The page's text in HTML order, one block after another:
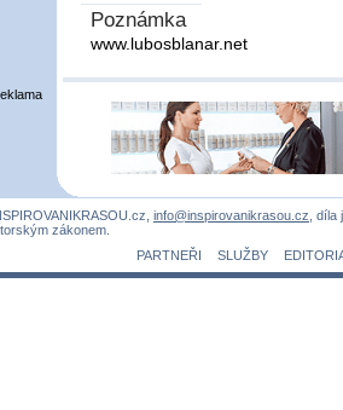
Poznámka
www.lubosblanar.net
info@inspirovanikrasou.cz ,
zákonem.
PARTNEŘI
SLUŽBY